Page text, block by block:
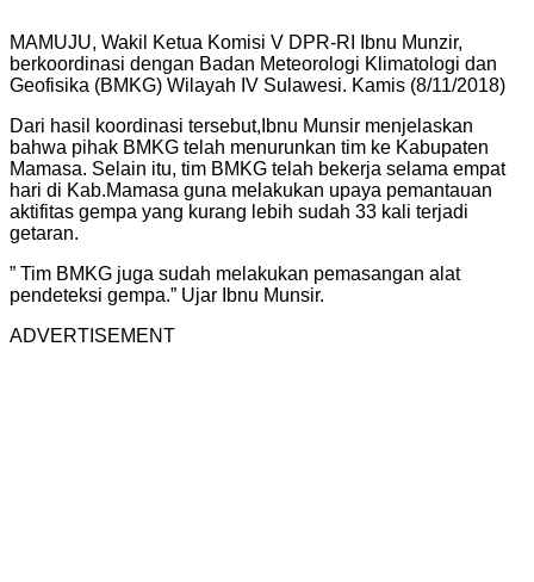
MAMUJU, Wakil Ketua Komisi V DPR-RI Ibnu Munzir,
berkoordinasi dengan Badan Meteorologi Klimatologi dan
Geofisika (BMKG) Wilayah IV Sulawesi. Kamis (8/11/2018)
Dari hasil koordinasi tersebut,Ibnu Munsir menjelaskan
bahwa pihak BMKG telah menurunkan tim ke Kabupaten
Mamasa. Selain itu, tim BMKG telah bekerja selama empat
hari di Kab.Mamasa guna melakukan upaya pemantauan
aktifitas gempa yang kurang lebih sudah 33 kali terjadi
getaran.
” Tim BMKG juga sudah melakukan pemasangan alat
pendeteksi gempa.” Ujar Ibnu Munsir.
ADVERTISEMENT